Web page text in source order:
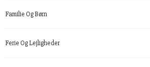
Familie Og Børn
Ferie Og Lejligheder